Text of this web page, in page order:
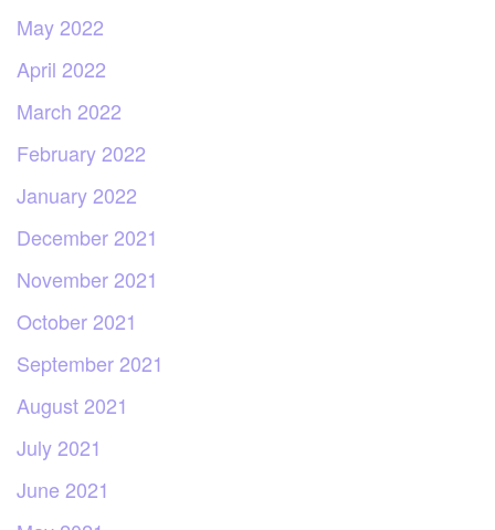
May 2022
April 2022
March 2022
February 2022
January 2022
December 2021
November 2021
October 2021
September 2021
August 2021
July 2021
June 2021